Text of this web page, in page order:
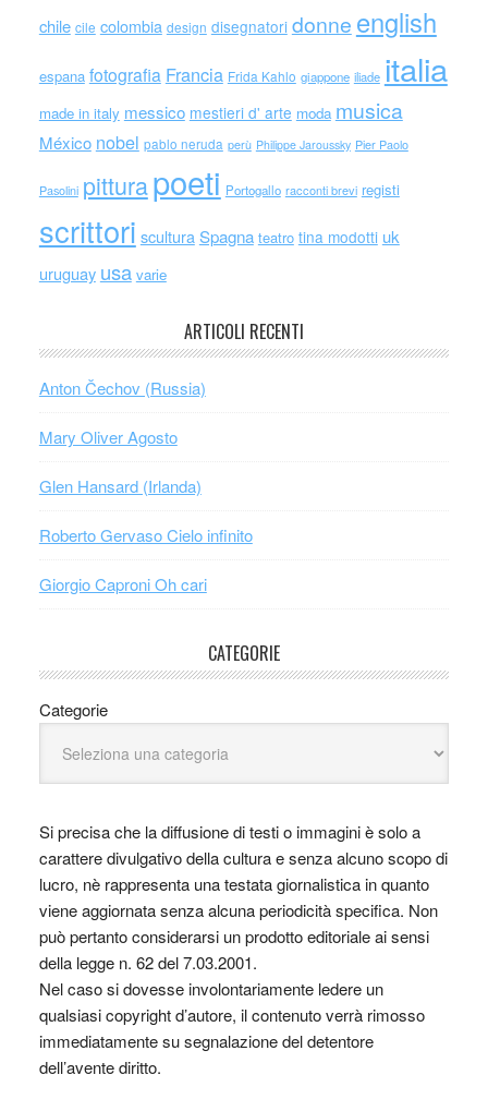
chile cile colombia design disegnatori donne english
espana fotografia Francia Frida Kahlo giappone iliade italia
made in italy messico mestieri d' arte moda musica
México nobel pablo neruda perù Philippe Jaroussky Pier Paolo
Pasolini pitturapoeti Portogallo racconti brevi registi
scrittori scultura Spagna teatro tina modotti uk
uruguay usa varie
ARTICOLI RECENTI
Anton Čechov (Russia)
Mary Oliver Agosto
Glen Hansard (Irlanda)
Roberto Gervaso Cielo infinito
Giorgio Caproni Oh cari
CATEGORIE
Categorie
Si precisa che la diffusione di testi o immagini è solo a
carattere divulgativo della cultura e senza alcuno scopo di
lucro, nè rappresenta una testata giornalistica in quanto
viene aggiornata senza alcuna periodicità specifica. Non
può pertanto considerarsi un prodotto editoriale ai sensi
della legge n. 62 del 7.03.2001.
Nel caso si dovesse involontariamente ledere un
qualsiasi copyright d’autore, il contenuto verrà rimosso
immediatamente su segnalazione del detentore
dell’avente diritto.